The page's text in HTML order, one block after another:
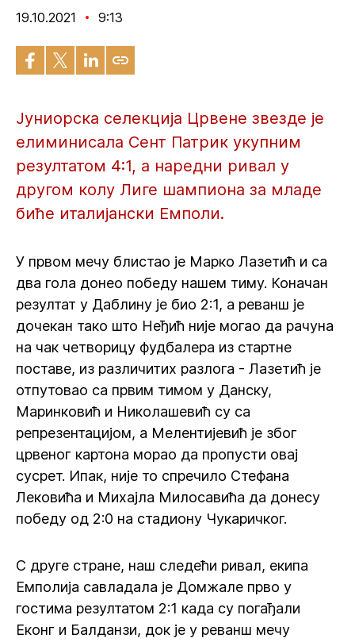
19.10.2021 9:13
Јуниорска селекција Црвене звезде је
елиминисала Сент Патрик укупним
резултатом 4:1, а наредни ривал у
другом колу Лиге шампиона за младе
биће италијански Емполи.
У првом мечу блистао је Марко Лазетић и са
два гола донео победу нашем тиму. Коначан
резултат у Даблину је био 2:1, а реванш је
дочекан тако што Неђић није могао да рачуна
на чак четворицу фудбалера из стартне
поставе, из различитих разлога - Лазетић је
отпутовао са првим тимом у Данску,
Маринковић и Николашевић су са
репрезентацијом, а Мелентијевић је због
црвеног картона морао да пропусти овај
сусрет. Ипак, није то спречило Стефана
Лековића и Михајла Милосавића да донесу
победу од 2:0 на стадиону Чукаричког.
С друге стране, наш следећи ривал, екипа
Емполија савладала је Домжале прво у
гостима резултатом 2:1 када су погађали
Еконг и Балданзи, док је у реванш мечу